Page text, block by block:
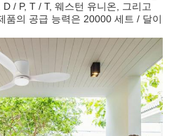
/ P, T / T, 웨스턴 유니온, 그리고
품의 공급 능력은 20000 세트 / 달이